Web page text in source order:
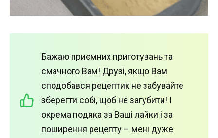
Бажаю приємних приготувань та
смачного Вам! Друзі, якщо Вам
сподобався рецептик не забувайте
зберегти собі, щоб не загубити! І
окрема подяка за Ваші лайки і за
поширення рецепту – мені дуже